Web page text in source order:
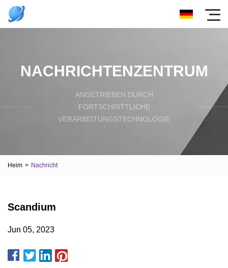
NACHRICHTENZENTRUM
ANGETRIEBEN DURCH
FORTSCHRITTLICHE
VERARBEITUNGSTECHNOLOGIE
Heim > Nachricht
Scandium
Jun 05, 2023